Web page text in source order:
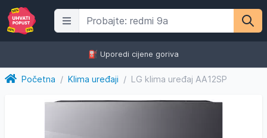
⛽️ Uporedi cijene goriva
Početna / Klima uređaji / LG klima uređaj AA12SP